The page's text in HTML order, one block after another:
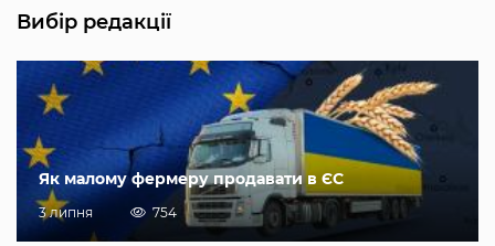
Вибір редакції
Як малому фермеру продавати в ЄС
3 липня 754